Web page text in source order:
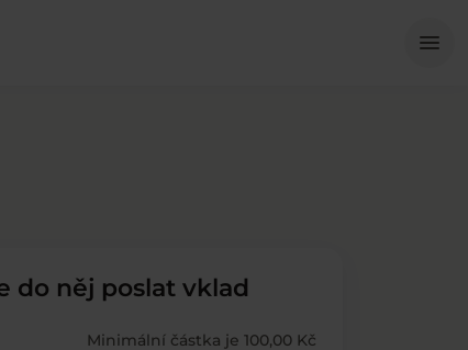
menu
do něj poslat vklad
Minimální částka je 100,00 Kč